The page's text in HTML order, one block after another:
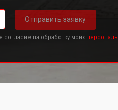
Отправить заявку
на обработку моих